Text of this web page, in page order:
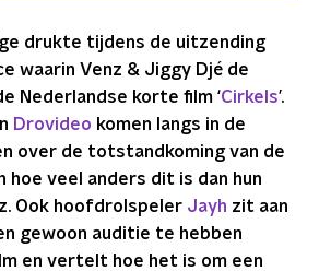
drukte tijdens de uitzending
waarin Venz & Jiggy Djé de
Nederlandse korte film ‘Cirkels’.
Drovideo komen langs in de
over de totstandkoming van de
hoe veel anders dit is dan hun
Ook hoofdrolspeler Jayh zit aan
gewoon auditie te hebben
en vertelt hoe het is om een